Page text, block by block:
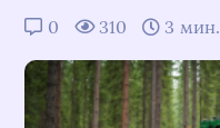
0 310 3 мин.